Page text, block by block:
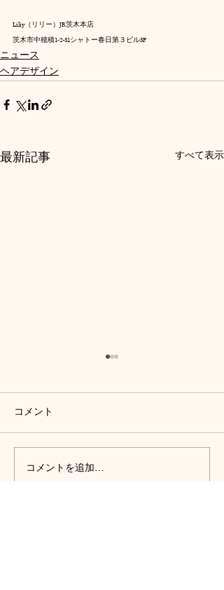
Liliy（リリー）JR茨木本店
茨木市中穂積1-2-51シャトー春日第３ビル5F
ニュース
ヘアデザイン
最新記事 すべて表示
髪質改善で冬支度！潤い
コメント
コメントを追加…